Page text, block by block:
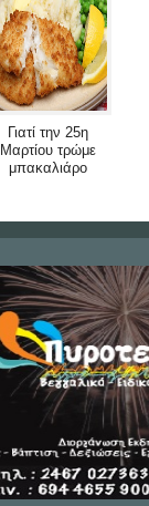
Γιατί την 25η
Μαρτίου τρώμε
μπακαλιάρο